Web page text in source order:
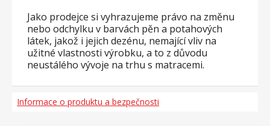
Jako prodejce si vyhrazujeme právo na změnu
nebo odchylku v barvách pěn a potahových
látek, jakož i jejich dezénu, nemající vliv na
užitné vlastnosti výrobku, a to z důvodu
neustálého vývoje na trhu s matracemi.
Informace o produktu a bezpečnosti